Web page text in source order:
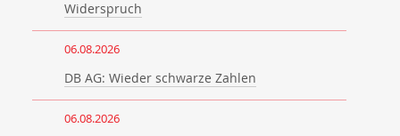
Widerspruch
06.08.2026
DB AG: Wieder schwarze Zahlen
06.08.2026